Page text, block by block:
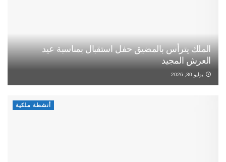
الملك يترأس بالمضيق حفل استقبال بمناسبة عيد
العرش المجيد
يوليو 30, 2026
أنشطة ملكية